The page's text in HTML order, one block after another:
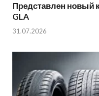
Представлен новый
GLA
31.07.2026